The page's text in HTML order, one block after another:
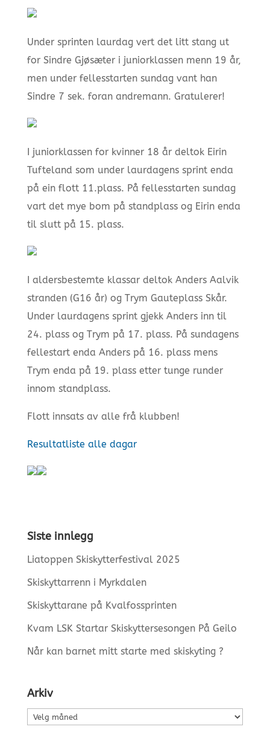
Under sprinten laurdag vert det litt stang ut
for Sindre Gjøsæter i juniorklassen menn 19 år,
men under fellesstarten sundag vant han
Sindre 7 sek. foran andremann. Gratulerer!
I juniorklassen for kvinner 18 år deltok Eirin
Tufteland som under laurdagens sprint enda
på ein flott 11.plass. På fellesstarten sundag
vart det mye bom på standplass og Eirin enda
til slutt på 15. plass.
I aldersbestemte klassar deltok Anders Aalvik
stranden (G16 år) og Trym Gauteplass Skår.
Under laurdagens sprint gjekk Anders inn til
24. plass og Trym på 17. plass. På sundagens
fellestart enda Anders på 16. plass mens
Trym enda på 19. plass etter tunge runder
innom standplass.
Flott innsats av alle frå klubben!
Resultatliste alle dagar
Siste innlegg
Liatoppen Skiskytterfestival 2025
Skiskyttarrenn i Myrkdalen
Skiskyttarane på Kvalfossprinten
Kvam LSK Startar Skiskyttersesongen På Geilo
Når kan barnet mitt starte med skiskyting ?
Arkiv
Arkiv